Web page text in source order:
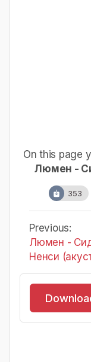
On this page
Люмен -
353
Previous:
Люмен -
Ненси